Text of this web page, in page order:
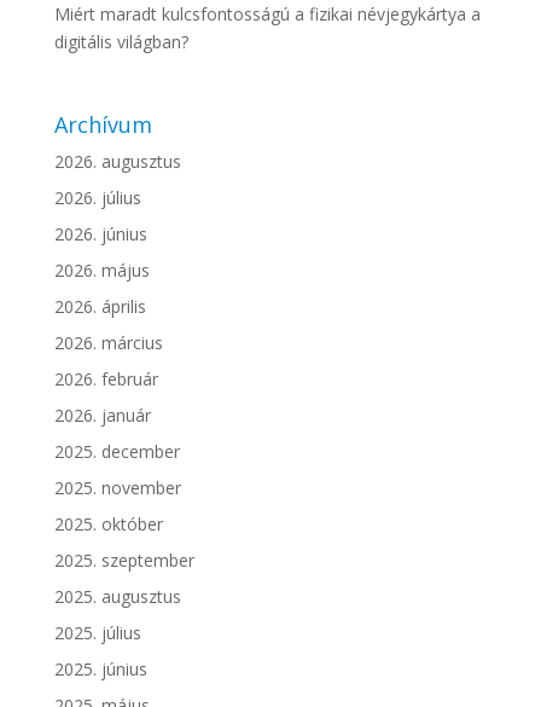
Miért maradt kulcsfontosságú a fizikai névjegykártya a
digitális világban?
Archívum
2026. augusztus
2026. július
2026. június
2026. május
2026. április
2026. március
2026. február
2026. január
2025. december
2025. november
2025. október
2025. szeptember
2025. augusztus
2025. július
2025. június